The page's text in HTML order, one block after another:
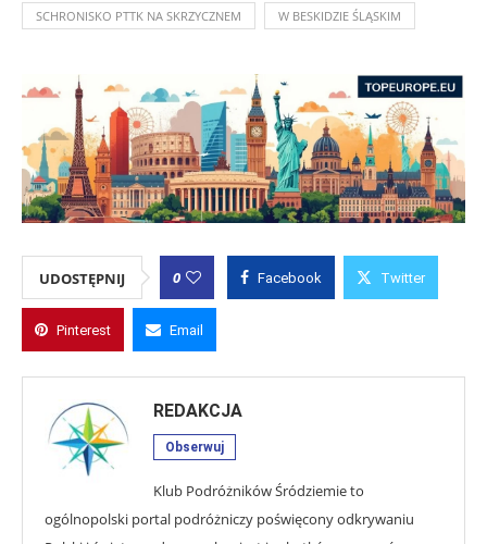
SCHRONISKO PTTK NA SKRZYCZNEM W BESKIDZIE ŚLĄSKIM
UDOSTĘPNIJ 0 Facebook Twitter
Pinterest Email
REDAKCJA
Obserwuj
Klub Podróżników Śródziemie to
ogólnopolski portal podróżniczy poświęcony odkrywaniu